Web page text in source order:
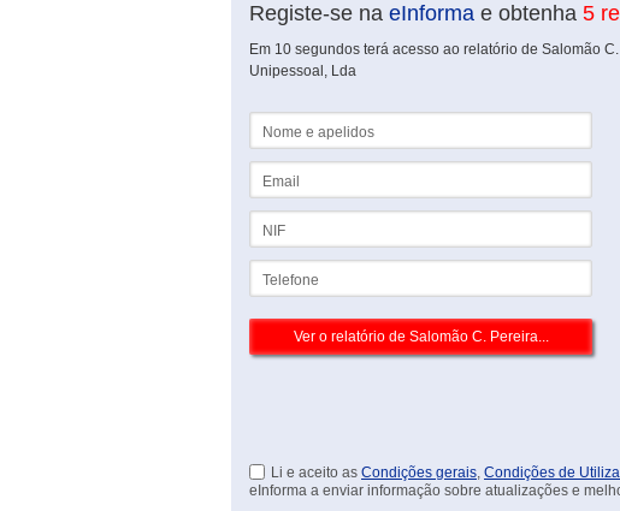
Registe-se na eInforma e obtenha 5
Em 10 segundos terá acesso ao relatório de Salomão
Unipessoal, Lda
Li e aceito as Condições gerais, Condições de
eInforma a enviar informação sobre atualizações e